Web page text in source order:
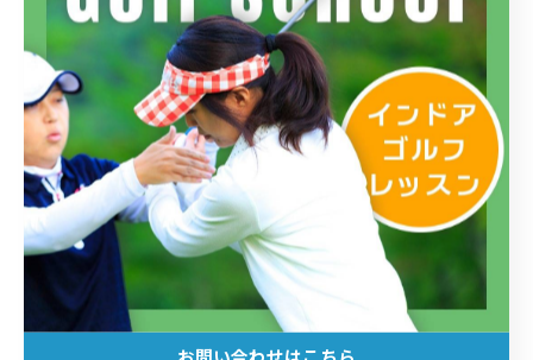
担当は加藤でした(´▽｀*)
--------------------------------------------------------------------
--
フィットイン三鷹店
住所 : 東京都武蔵野市中町１丁目６−５ ＹＮビルみたか７
F
電話番号 : 0422-37-2322
お問い合わせはこちら